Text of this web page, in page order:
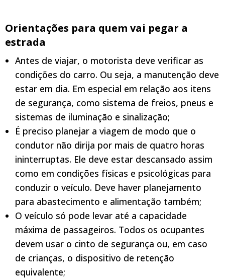
Orientações para quem vai pegar a
estrada
Antes de viajar, o motorista deve verificar as
condições do carro. Ou seja, a manutenção deve
estar em dia. Em especial em relação aos itens
de segurança, como sistema de freios, pneus e
sistemas de iluminação e sinalização;
É preciso planejar a viagem de modo que o
condutor não dirija por mais de quatro horas
ininterruptas. Ele deve estar descansado assim
como em condições físicas e psicológicas para
conduzir o veículo. Deve haver planejamento
para abastecimento e alimentação também;
O veículo só pode levar até a capacidade
máxima de passageiros. Todos os ocupantes
devem usar o cinto de segurança ou, em caso
de crianças, o dispositivo de retenção
equivalente;